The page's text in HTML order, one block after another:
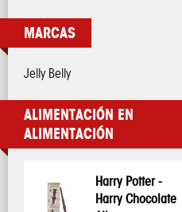
MARCAS
Jelly Belly
ALIMENTACIÓN EN
ALIMENTACIÓN
Harry Potter -
Harry Chocolate